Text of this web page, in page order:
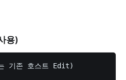
용)
기존 호스트 Edit)